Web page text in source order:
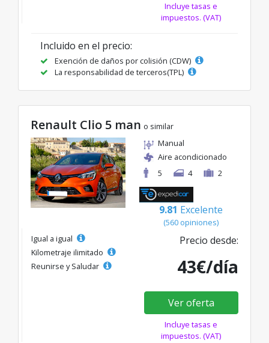
Incluye tasas e
impuestos. (VAT)
Incluido en el precio:
Exención de daños por colisión (CDW)
La responsabilidad de terceros(TPL)
Renault Clio 5 man o similar
Manual
Aire acondicionado
5
4 2
9.81 Excelente
(560 opiniones)
Igual a igual
Kilometraje ilimitado
Reunirse y Saludar
Precio desde:
43€/día
Ver oferta
Incluye tasas e
impuestos. (VAT)